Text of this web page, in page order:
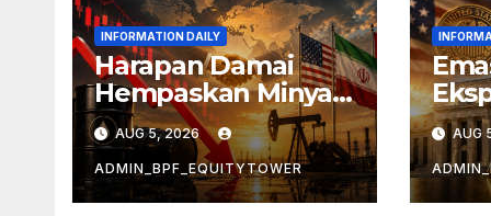
INFORMATION DAILY
Harapan Damai
Hempaskan Minyak
Tiga Hari Beruntun
AUG 5, 2026
ADMIN_BPF_EQUITYTOWER
The
AUG